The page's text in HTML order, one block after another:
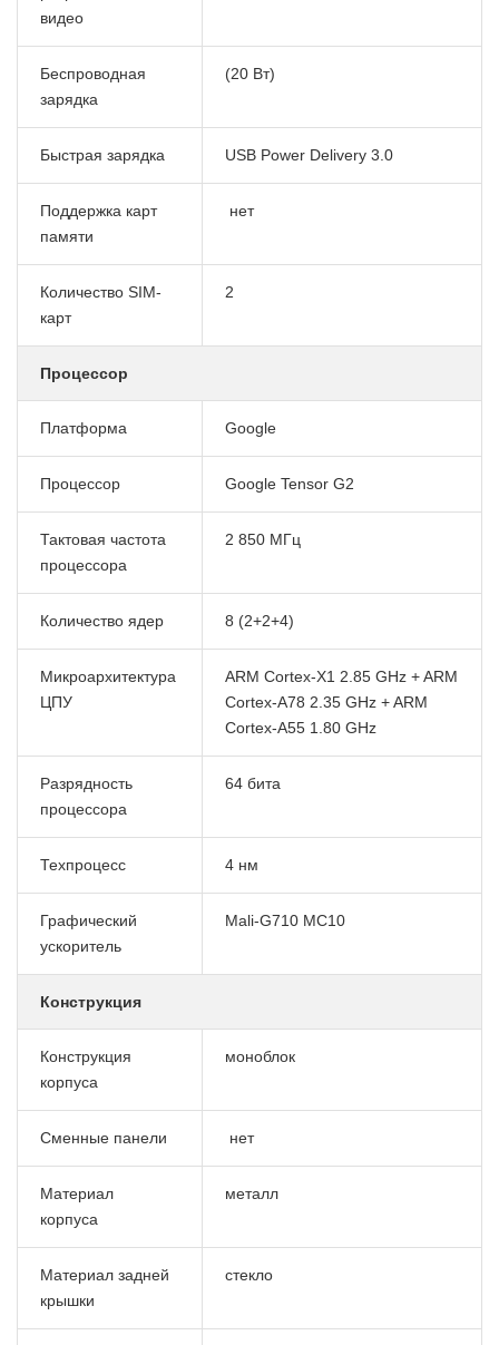
видео
Беспроводная
зарядка
(20 Вт)
Быстрая зарядка USB Power Delivery 3.0
Поддержка карт
памяти
нет
Количество SIM-
карт
2
Процессор
Платформа Google
Процессор Google Tensor G2
Тактовая частота
процессора
2 850 МГц
Количество ядер 8 (2+2+4)
Микроархитектура
ЦПУ
ARM Cortex-X1 2.85 GHz + ARM
Cortex-A78 2.35 GHz + ARM
Cortex-A55 1.80 GHz
Разрядность
процессора
64 бита
Техпроцесс 4 нм
Графический
ускоритель
Mali-G710 MC10
Конструкция
Конструкция
корпуса
моноблок
Сменные панели нет
Материал
корпуса
металл
Материал задней
крышки
стекло